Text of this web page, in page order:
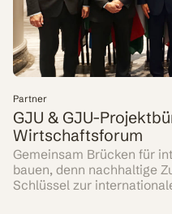
Partner
GJU & GJU-
Wirtschaftsforum
Gemeinsam Brücken für
bauen, denn nachhaltige
Schlüssel zur